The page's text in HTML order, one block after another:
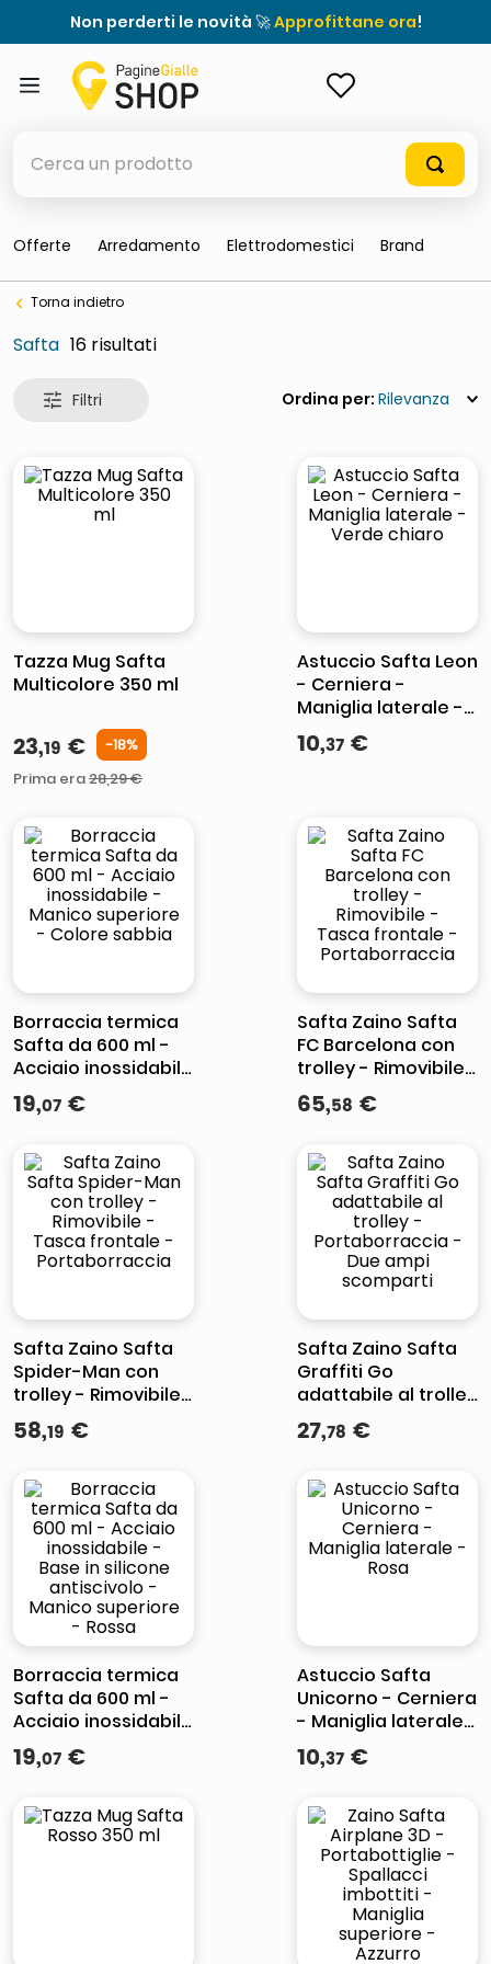
Non perderti le novità 🚀Approfittane ora!
meme
porta tv
lucidatrice pavimenti
Offerte Arredamento Elettrodomestici Brand
Torna indietro
Safta 16
Rilevanza
Tazza Mug Safta
Multicolore 350 ml
23,19 € -18%
Prima era28,29€
Astuccio Safta Leon
- Cerniera -
Maniglia laterale -
Verde chiaro
10,37 €
Borraccia termica
Safta da 600 ml -
Acciaio inossidabile
- Manico superiore
- Colore sabbia
19,07 €
Safta Zaino Safta
FC Barcelona con
trolley - Rimovibile
- Tasca frontale -
Portaborraccia
65,58 €
Safta Zaino Safta
Spider-Man con
trolley - Rimovibile
- Tasca frontale -
Portaborraccia
58,19 €
Safta Zaino Safta
Graffiti Go
adattabile al trolley
- Portaborraccia -
Due ampi
27,78 €
Borraccia termica
Safta da 600 ml -
Acciaio inossidabile
- Base in silicone
antiscivolo -
Rossa
19,07 €
Astuccio Safta
Unicorno - Cerniera
- Maniglia laterale -
Rosa
10,37 €